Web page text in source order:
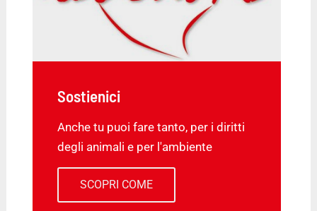
Sostienici
Anche tu puoi fare tanto, per i diritti
degli animali e per l'ambiente
SCOPRI COME